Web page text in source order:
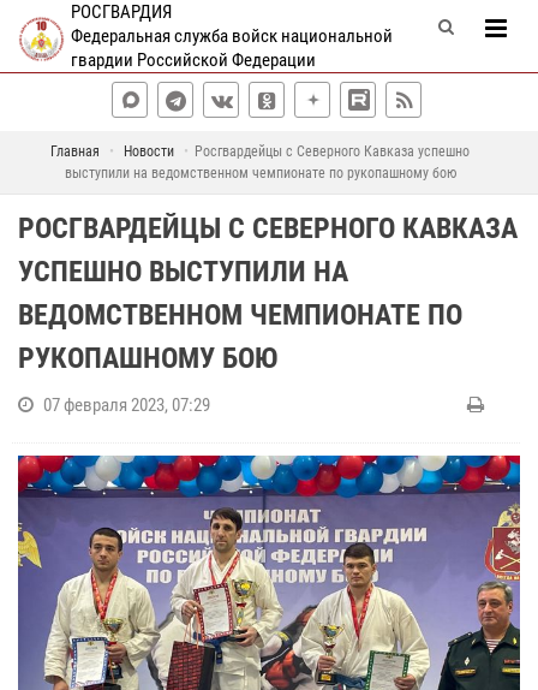
РОСГВАРДИЯ
Федеральная служба войск национальной
гвардии Российской Федерации
Главная Новости
Росгвардейцы с Северного Кавказа успешно
выступили на ведомственном чемпионате по рукопашному бою
РОСГВАРДЕЙЦЫ С СЕВЕРНОГО КАВКАЗА
УСПЕШНО ВЫСТУПИЛИ НА
ВЕДОМСТВЕННОМ ЧЕМПИОНАТЕ ПО
РУКОПАШНОМУ БОЮ
07 февраля 2023, 07:29